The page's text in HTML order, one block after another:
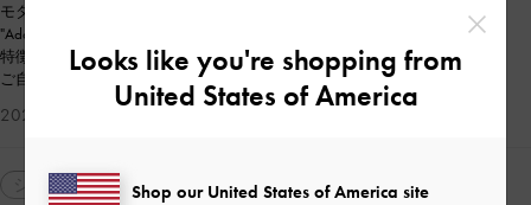
モダンな雰囲気を演出する"Adalyn"レクタンギュラーサングラス。
"Adalyn"シリーズから、新作が登場しました♡
特徴的なシルエットが目元にアクセントを添えるアイテム♡
ご自身用にはもちろん、ギフトにもおすすめしたいアイテムです！
2026-05-08 にアップロード
シューズ パンプス モノトーン
結婚式
Looks like you're shopping from
United States of America
Shop our United States of America site